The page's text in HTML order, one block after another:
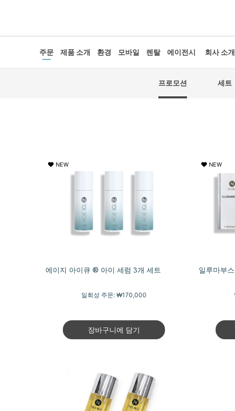
주문 제품 소개 환경 모바일 렌탈 에이전시 회사 소개
프로모션 세트
NEW
에이지 아이큐 ® 아이 세럼 3개 세트
일회성 주문: ₩170,000
장바구니에 담기
NEW
일루마부